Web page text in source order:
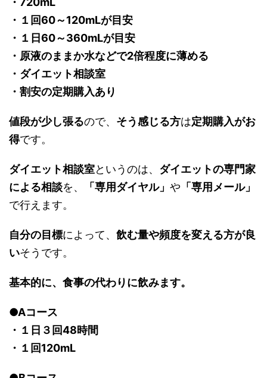
・１回60～120mLが目安
・１日60～360mLが目安
・原液のままか水などで2倍程度に薄める
・ダイエット相談室
・割安の定期購入あり
値段が少し張るので、 そう感じる方は定期購入がお
得です。
ダイエット相談室というのは、 ダイエットの専門家
による相談を、 「専用ダイヤル」 や 「専用メール」
で行えます。
自分の目標によって、 飲む量や頻度を変える方が良
いそうです。
基本的に、食事の代わりに飲みます。
●Aコース
・１日３回48時間
・１回120mL